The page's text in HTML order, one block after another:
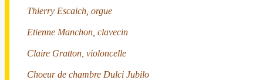
Thierry Escaich, orgue
Etienne Manchon, clavecin
Claire Gratton, violoncelle
Choeur de chambre Dulci Jubilo